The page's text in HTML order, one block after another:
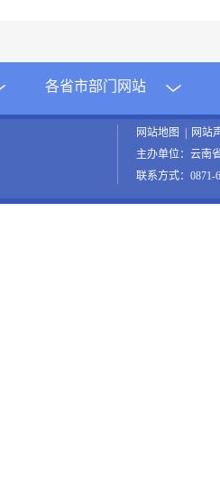
各省市部门网站
网站地图 | 网站
主办单位：云南
联系方式：0871-